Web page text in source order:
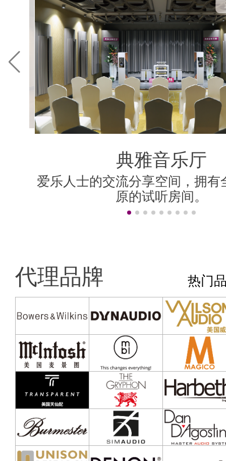
香港房
为精巧、简洁、宁静的听音室设
至三人的听音环境。
典雅音乐厅
爱乐人士的交流分享空间，拥有
原的试听房间。
影院房
汇聚Dolby Atmos、DTS:X、
院技术，精准声画移动效
米兰房
主题风格各异的声学房，拥有
间，都以无损声学处理方
伦敦房
设计理念是保持英式贵族风格，
居大厅无异。
上海房
“旧上海”风格，置身其中，轻啜
的乐韵中悠然自得！
柏林房
设计简洁，全房建材主要用白雪
面加上德国式建筑线条图案，
非常时尚。
纽约房
可调音设计，房间的音频响应
的。
好莱坞房
采用 顶级的AV视听器材，营造
效果。
香港房
为精巧、简洁、宁静的听音室设
至三人的听音环境。
典雅音乐厅
爱乐人士的交流分享空间，拥有
原的试听房间。
代理品牌 热门